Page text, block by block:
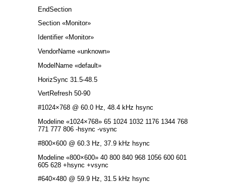
EndSection
Section «Monitor»
Identifier «Monitor»
VendorName «unknown»
ModelName «default»
HorizSync 31.5-48.5
VertRefresh 50-90
#1024×768 @ 60.0 Hz, 48.4 kHz hsync
Modeline «1024×768» 65 1024 1032 1176 1344 768
771 777 806 -hsync -vsync
#800×600 @ 60.3 Hz, 37.9 kHz hsync
Modeline «800×600» 40 800 840 968 1056 600 601
605 628 +hsync +vsync
#640×480 @ 59.9 Hz, 31.5 kHz hsync